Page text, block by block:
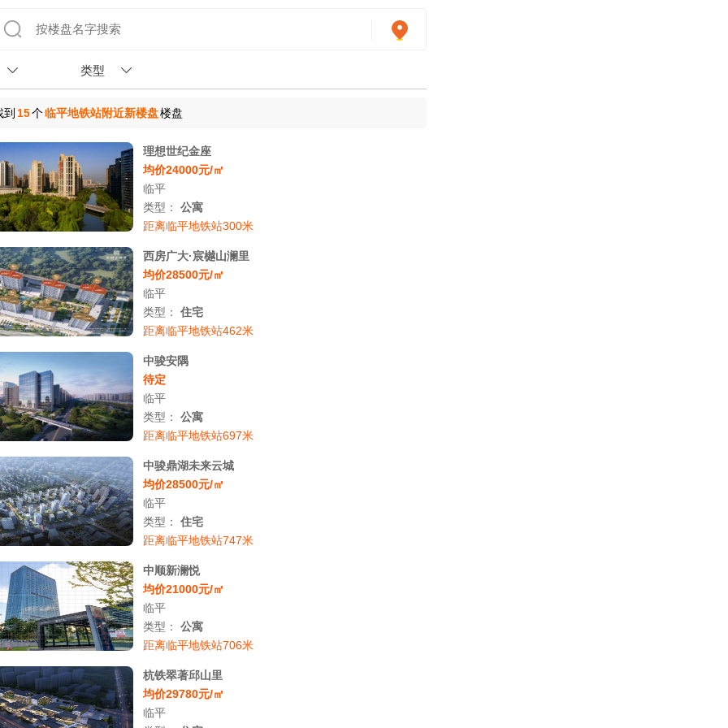
类型
到 15个临平地铁站附近新楼盘楼盘
理想世纪金座
均价24000元/㎡
临平
类型： 公寓
距离临平地铁站300米
西房广大·宸樾山澜里
均价28500元/㎡
临平
类型： 住宅
距离临平地铁站462米
中骏安隅
待定
临平
类型： 公寓
距离临平地铁站697米
中骏鼎湖未来云城
均价28500元/㎡
临平
类型： 住宅
距离临平地铁站747米
中顺新澜悦
均价21000元/㎡
临平
类型： 公寓
距离临平地铁站706米
杭铁翠著邱山里
均价29780元/㎡
临平